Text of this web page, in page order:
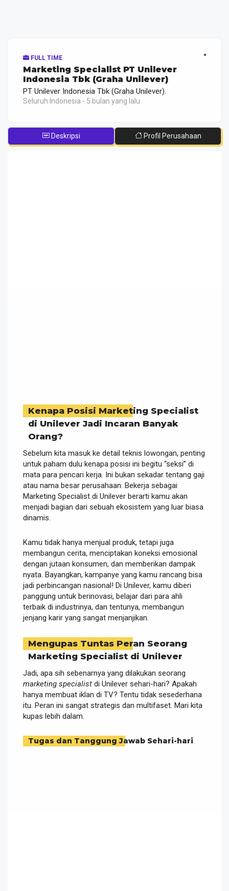
FULL TIME
Marketing Specialist PT Unilever
Indonesia Tbk (Graha Unilever)
PT Unilever Indonesia Tbk (Graha Unilever).
Seluruh Indonesia - 5 bulan yang lalu
Deskripsi Profil Perusahaan
Kenapa Posisi Marketing Specialist
di Unilever Jadi Incaran Banyak
Orang?
Sebelum kita masuk ke detail teknis lowongan, penting
untuk paham dulu kenapa posisi ini begitu “seksi” di
mata para pencari kerja. Ini bukan sekadar tentang gaji
atau nama besar perusahaan. Bekerja sebagai
Marketing Specialist di Unilever berarti kamu akan
menjadi bagian dari sebuah ekosistem yang luar biasa
dinamis.
Kamu tidak hanya menjual produk, tetapi juga
membangun cerita, menciptakan koneksi emosional
dengan jutaan konsumen, dan memberikan dampak
nyata. Bayangkan, kampanye yang kamu rancang bisa
jadi perbincangan nasional! Di Unilever, kamu diberi
panggung untuk berinovasi, belajar dari para ahli
terbaik di industrinya, dan tentunya, membangun
jenjang karir yang sangat menjanjikan.
Mengupas Tuntas Peran Seorang
Marketing Specialist di Unilever
Jadi, apa sih sebenarnya yang dilakukan seorang
marketing specialist di Unilever sehari-hari? Apakah
hanya membuat iklan di TV? Tentu tidak sesederhana
itu. Peran ini sangat strategis dan multifaset. Mari kita
kupas lebih dalam.
Tugas dan Tanggung Jawab Sehari-hari